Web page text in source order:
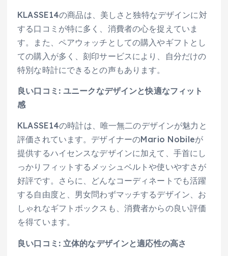
KLASSE14の商品は、美しさと独特なデザインに対
する口コミが特に多く、消費者の心を捉えていま
す。また、ペアウォッチとしての購入やギフトとし
ての購入が多く、刻印サービスにより、自分だけの
特別な時計にできるとの声もあります。
良い口コミ: ユニークなデザインと快適なフィット
感
KLASSE14の時計は、唯一無二のデザインが魅力と
評価されています。デザイナーのMario Nobileが
提供するハイセンスなデザインに加えて、手首にし
っかりフィットするメッシュベルトや使いやすさが
好評です。さらに、どんなコーディネートでも活躍
する自由度と、男女問わずマッチするデザイン、お
しゃれなギフトボックスも、消費者からの良い評価
を得ています。
良い口コミ: 立体的なデザインと適応性の高さ